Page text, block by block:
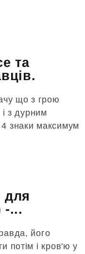
та
що з грою
з дурним
знаки максимум
для
-...
його
потім і кров'ю у